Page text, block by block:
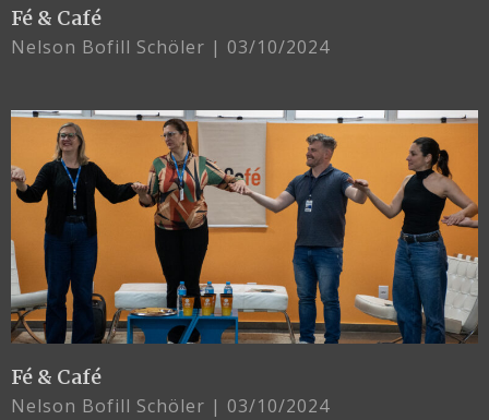
Fé & Café
Nelson Bofill Schöler 03/10/2024
Fé & Café
Nelson Bofill Schöler 03/10/2024